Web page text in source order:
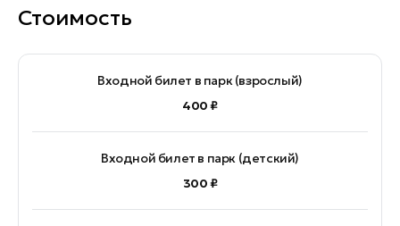
Стоимость
Входной билет в парк (взрослый)
400 ₽
Входной билет в парк (детский)
300 ₽